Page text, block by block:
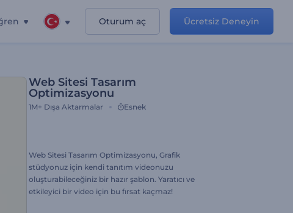
Oturum aç Ücretsiz Deneyin
Web Sitesi Tasarım
Optimizasyonu
1M+ Dışa Aktarmalar Esnek
Web Sitesi Tasarım Optimizasyonu, Grafik
stüdyonuz için kendi tanıtım videonuzu
oluşturabileceğiniz bir hazır şablon. Yaratıcı ve
etkileyici bir video için bu fırsat kaçmaz!